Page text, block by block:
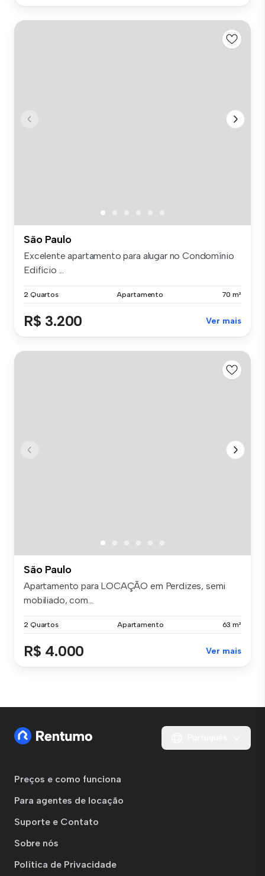
São Paulo
Excelente apartamento para alugar no Condomínio
Edifício ...
2 Quartos Apartamento 70 m²
R$ 3.200 Ver mais
São Paulo
Apartamento para LOCAÇÃO em Perdizes, semi
mobiliado, com...
2 Quartos Apartamento 63 m²
R$ 4.000 Ver mais
Preços e como funciona
Para agentes de locação
Suporte e Contato
Sobre nós
Política de Privacidade